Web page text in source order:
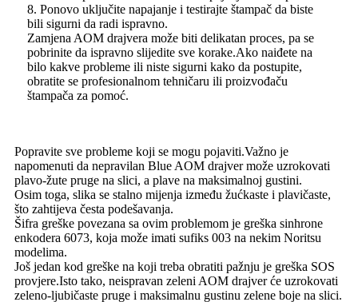
8. Ponovo uključite napajanje i testirajte štampač da biste
bili sigurni da radi ispravno.
Zamjena AOM drajvera može biti delikatan proces, pa se
pobrinite da ispravno slijedite sve korake.Ako naiđete na
bilo kakve probleme ili niste sigurni kako da postupite,
obratite se profesionalnom tehničaru ili proizvođaču
štampača za pomoć.
Popravite sve probleme koji se mogu pojaviti.Važno je
napomenuti da nepravilan Blue AOM drajver može uzrokovati
plavo-žute pruge na slici, a plave na maksimalnoj gustini.
Osim toga, slika se stalno mijenja između žućkaste i plavičaste,
što zahtijeva česta podešavanja.
Šifra greške povezana sa ovim problemom je greška sinhrone
enkodera 6073, koja može imati sufiks 003 na nekim Noritsu
modelima.
Još jedan kod greške na koji treba obratiti pažnju je greška SOS
provjere.Isto tako, neispravan zeleni AOM drajver će uzrokovati
zeleno-ljubičaste pruge i maksimalnu gustinu zelene boje na slici.